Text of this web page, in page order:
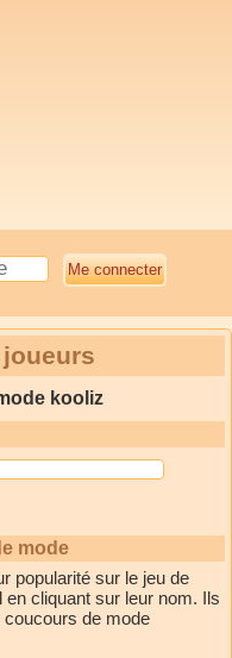
kooliz
mode
popularité sur le jeu de
cliquant sur leur nom. Ils
de mode